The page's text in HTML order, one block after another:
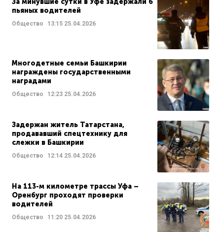
За минувшие сутки в Уфе задержали 6
пьяных водителей
Общество 13:15 25.04.2026
Многодетные семьи Башкирии
награждены государственными
наградами
Общество 12:23 25.04.2026
Задержан житель Татарстана,
продававший спецтехнику для
слежки в Башкирии
Общество 12:14 25.04.2026
На 113-м километре трассы Уфа –
Оренбург проходят проверки
водителей
Общество 11:20 25.04.2026